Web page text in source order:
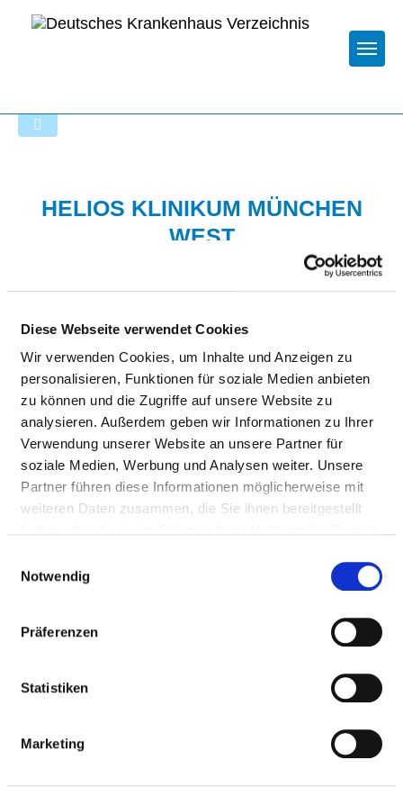
Diese Webseite verwendet Cookies
Wir verwenden Cookies, um Inhalte und Anzeigen zu
personalisieren, Funktionen für soziale Medien anbieten
zu können und die Zugriffe auf unsere Website zu
analysieren. Außerdem geben wir Informationen zu Ihrer
Verwendung unserer Website an unsere Partner für
soziale Medien, Werbung und Analysen weiter. Unsere
Partner führen diese Informationen möglicherweise mit
weiteren Daten zusammen, die Sie ihnen bereitgestellt
Notwendig
Präferenzen
Statistiken
Marketing
HELIOS KLINIKUM MÜNCHEN
WEST
KLINIK FÜR ALLGEMEIN- UND
VISZERALCHIRURGIE, ZENTRUM FÜR
MINIMAL-INVASIVE CHIRURGIE,
KOLOPROKTOLOGIE UND KLINIK FÜR
NEUROCHIRURGIE
Hygienebeauftragte in der Pflege (PQ14)
Praxisanleitung (PQ20)
Intensiv- und Anästhesiepflege (PQ04)